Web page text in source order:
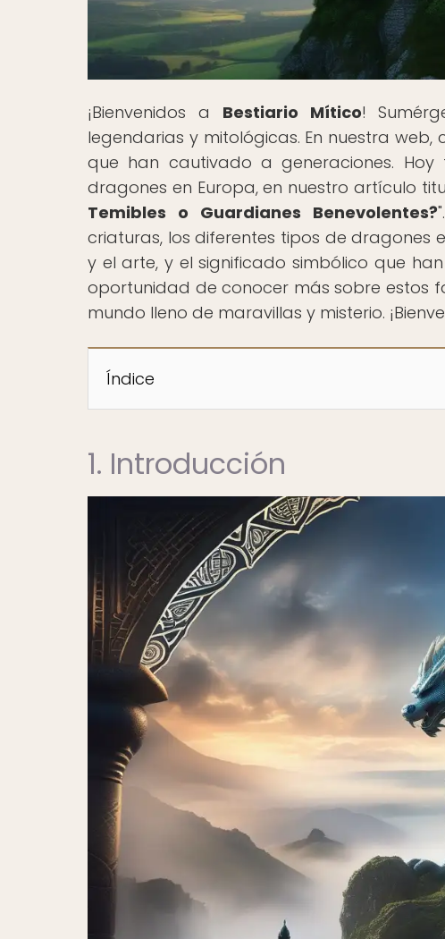
¡Bienvenidos a Bestiario Mítico!
legendarias y mitológicas. En nuestra
que han cautivado a generaciones.
dragones en Europa, en nuestro artículo
Temibles o Guardianes Benevolentes?
criaturas, los diferentes tipos de dragones
y el arte, y el significado simbólico que
oportunidad de conocer más sobre estos
mundo lleno de maravillas y misterio.
Índice
1. Introducción